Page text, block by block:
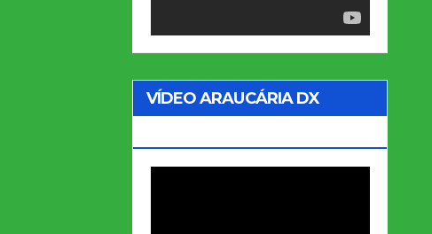
VÍDEO ARAUCÁRIA DX